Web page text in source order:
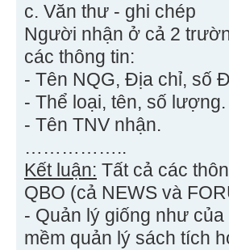
c. Văn thư - ghi chép
Người nhận ở cả 2
các thông tin:
- Tên NQG, Địa chỉ, số
- Thể loại, tên, số lượng.
- Tên TNV nhận.
……………..
Kết luận: Tất cả các
QBO (cả NEWS và
- Quản l‎ý giống như
mềm quản l‎ý sách tích